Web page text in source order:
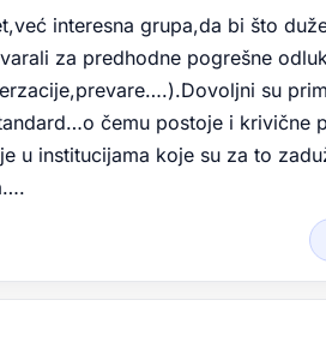
interesna grupa,da bi što
za predhodne pogrešne
su
čemu postoje i krivične
u institucijama koje su za to